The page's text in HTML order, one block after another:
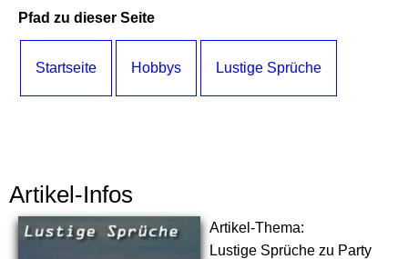
Pfad zu dieser Seite
Startseite Hobbys Lustige Sprüche
Artikel-Infos
Artikel-Thema:
Lustige Sprüche zu Party